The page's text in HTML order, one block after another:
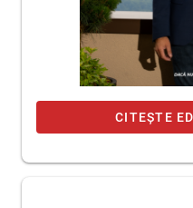
CITEȘTE